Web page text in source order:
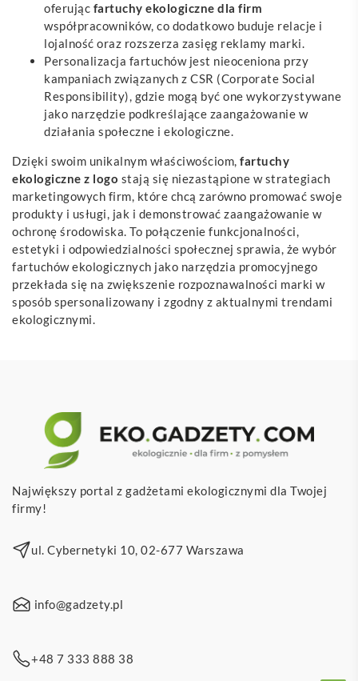
oferując fartuchy ekologiczne dla firm
współpracowników, co dodatkowo buduje relacje i
lojalność oraz rozszerza zasięg reklamy marki.
Personalizacja fartuchów jest nieoceniona przy
kampaniach związanych z CSR (Corporate Social
Responsibility), gdzie mogą być one wykorzystywane
jako narzędzie podkreślające zaangażowanie w
działania społeczne i ekologiczne.
Dzięki swoim unikalnym właściwościom, fartuchy
ekologiczne z logo stają się niezastąpione w strategiach
marketingowych firm, które chcą zarówno promować swoje
produkty i usługi, jak i demonstrować zaangażowanie w
ochronę środowiska. To połączenie funkcjonalności,
estetyki i odpowiedzialności społecznej sprawia, że wybór
fartuchów ekologicznych jako narzędzia promocyjnego
przekłada się na zwiększenie rozpoznawalności marki w
sposób spersonalizowany i zgodny z aktualnymi trendami
ekologicznymi.
Największy portal z gadżetami ekologicznymi dla Twojej
firmy!
ul. Cybernetyki 10, 02-677 Warszawa
info@gadzety.pl
+48 7 333 888 38